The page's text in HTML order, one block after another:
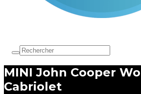
MINI John Cooper
Cabriolet